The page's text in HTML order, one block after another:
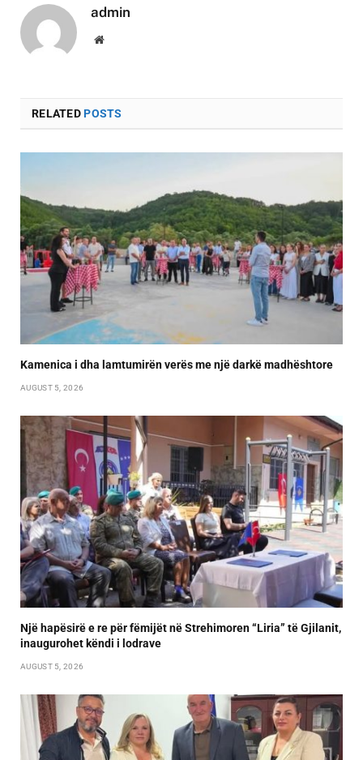
admin
Website
RELATEDPOSTS
Kamenica i dha lamtumirën verës me një darkë madhështore
AUGUST 5, 2026
Një hapësirë e re për fëmijët në Strehimoren “Liria” të Gjilanit,
inaugurohet këndi i lodrave
AUGUST 5, 2026